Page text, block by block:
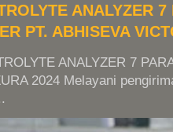
ANALYZER
PT. ABHISEVA
ANALYZER 7
2024 Melayani